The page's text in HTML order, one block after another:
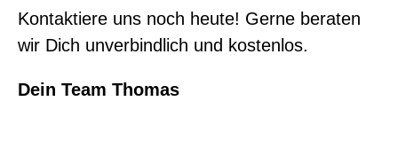
Kontaktiere uns noch heute! Gerne beraten
wir Dich unverbindlich und kostenlos.
Dein Team Thomas